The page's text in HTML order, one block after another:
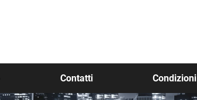
Contatti Condizioni